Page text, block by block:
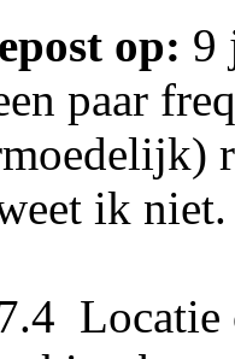
op: 9
paar
ik